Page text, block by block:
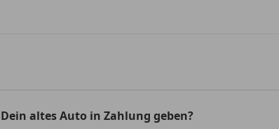
Dein altes Auto in Zahlung geben?